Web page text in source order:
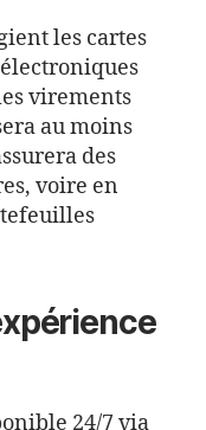
les cartes
virements
au moins
des
voire en
24/7 via